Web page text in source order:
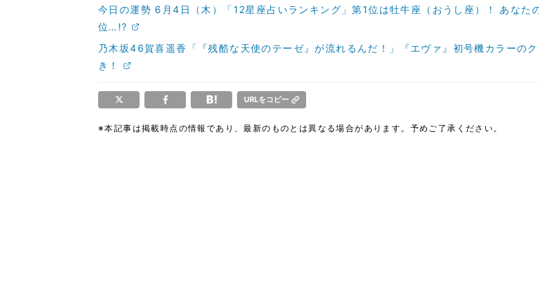
今日の運勢 6月4日（木）「12星座占いランキング」第1位は牡牛座（おうし座）！ あなた
位…!?
乃木坂46賀喜遥香「『残酷な天使のテーゼ』が流れるんだ！」『エヴァ』初号機カラーの
き！
URLをコピー
※本記事は掲載時点の情報であり、最新のものとは異なる場合があります。予めご了承ください。